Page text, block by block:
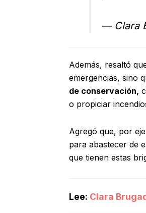
— Clara
Además, resaltó
emergencias, sino
de conservación,
o propiciar
Agregó que, por
para abastecer de
que tienen estas
Lee: Clara